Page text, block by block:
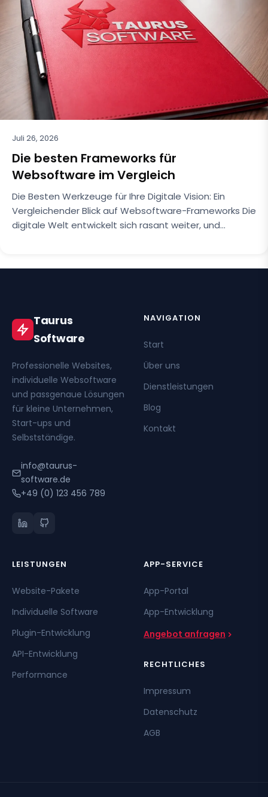
Juli 26, 2026
Die besten Frameworks für
Websoftware im Vergleich
Die Besten Werkzeuge für Ihre Digitale Vision: Ein
Vergleichender Blick auf Websoftware-Frameworks Die
digitale Welt entwickelt sich rasant weiter, und…
Taurus
Software
Professionelle Websites,
individuelle Websoftware
und passgenaue Lösungen
für kleine Unternehmen,
Start-ups und
Selbstständige.
info@taurus-
software.de
+49 (0) 123 456 789
NAVIGATION
Start
Über uns
Dienstleistungen
Blog
Kontakt
LEISTUNGEN
Website-Pakete
Individuelle Software
Plugin-Entwicklung
API-Entwicklung
Performance
APP-SERVICE
App-Portal
App-Entwicklung
Angebot anfragen
RECHTLICHES
Impressum
Datenschutz
AGB